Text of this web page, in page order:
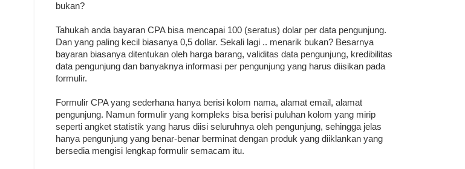
bukan?
Tahukah anda bayaran CPA bisa mencapai 100 (seratus) dolar per data pengunjung.
Dan yang paling kecil biasanya 0,5 dollar. Sekali lagi .. menarik bukan? Besarnya
bayaran biasanya ditentukan oleh harga barang, validitas data pengunjung, kredibilitas
data pengunjung dan banyaknya informasi per pengunjung yang harus diisikan pada
formulir.
Formulir CPA yang sederhana hanya berisi kolom nama, alamat email, alamat
pengunjung. Namun formulir yang kompleks bisa berisi puluhan kolom yang mirip
seperti angket statistik yang harus diisi seluruhnya oleh pengunjung, sehingga jelas
hanya pengunjung yang benar-benar berminat dengan produk yang diiklankan yang
bersedia mengisi lengkap formulir semacam itu.